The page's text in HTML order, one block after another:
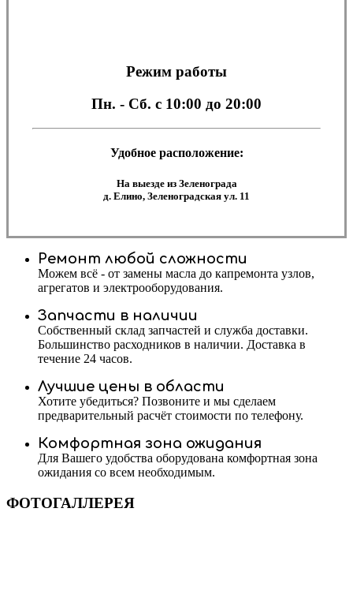
Режим работы
Пн. - Сб. с 10:00 до 20:00
Удобное расположение:
На выезде из Зеленограда
д. Елино, Зеленоградская ул. 11
Ремонт любой сложности
Можем всё - от замены масла до капремонта узлов,
агрегатов и электрооборудования.
Запчасти в наличии
Собственный склад запчастей и служба доставки.
Большинство расходников в наличии. Доставка в
течение 24 часов.
Лучшие цены в области
Хотите убедиться? Позвоните и мы сделаем
предварительный расчёт стоимости по телефону.
Комфортная зона ожидания
Для Вашего удобства оборудована комфортная зона
ожидания со всем необходимым.
ФОТОГАЛЛЕРЕЯ